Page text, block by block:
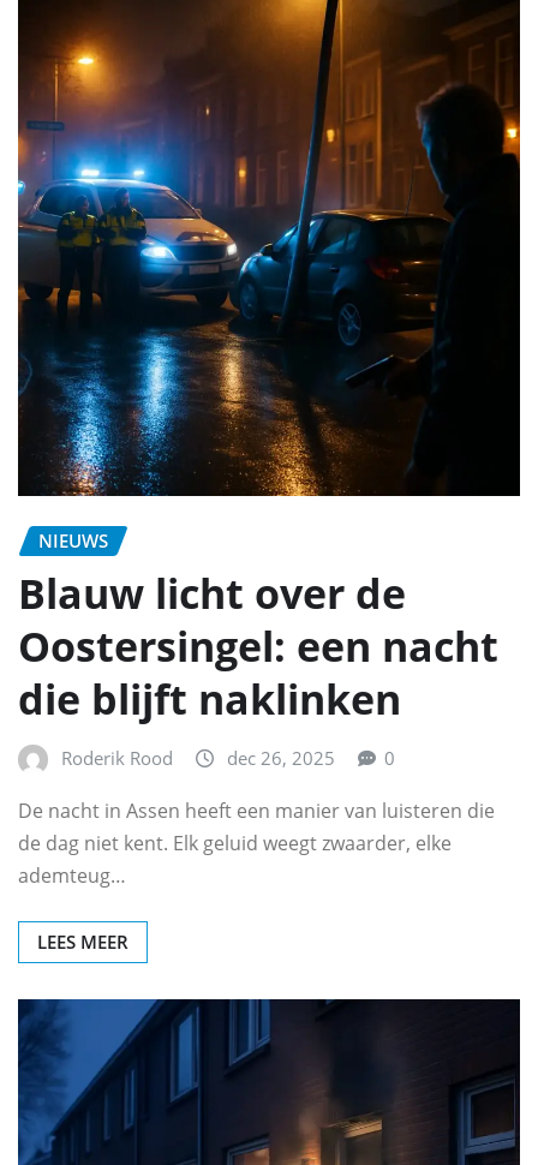
NIEUWS
Blauw licht over de
Oostersingel: een nacht
die blijft naklinken
Roderik Rood dec 26, 2025 0
De nacht in Assen heeft een manier van luisteren die
de dag niet kent. Elk geluid weegt zwaarder, elke
ademteug…
LEES MEER